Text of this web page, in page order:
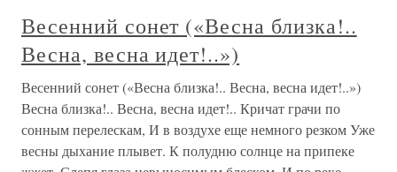
Весенний сонет («Весна близка!..
Весна, весна идет!..»)
Весенний сонет («Весна близка!.. Весна, весна идет!..»)
Весна близка!.. Весна, весна идет!.. Кричат грачи по
сонным перелескам, И в воздухе еще немного резком Уже
весны дыхание плывет. К полудню солнце на припеке